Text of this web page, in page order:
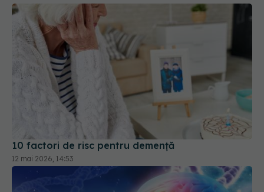
10 factori de risc pentru demență
12 mai 2026, 14:53